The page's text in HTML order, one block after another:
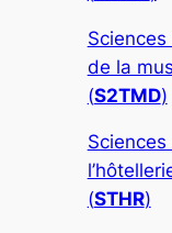
de la
(S2TMD)
(STHR)